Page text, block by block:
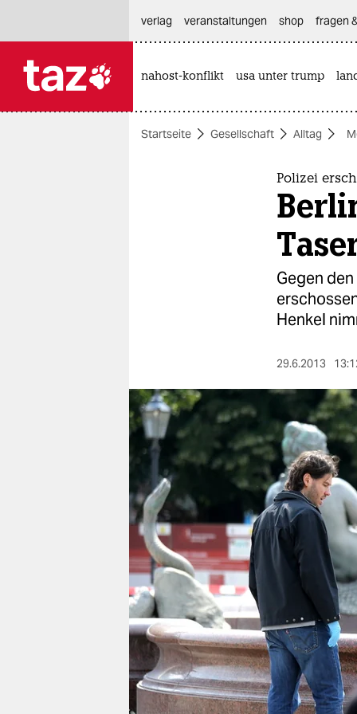
themen
nord
wahrheit
verlag
verlag
veranstaltungen
shop
fragen & hilfe
unterstützen
abo
genossenschaft
verlag
veranstaltungen shop fragen
nahost-konflikt usa unter trump
Startseite Gesellschaft Alltag
Polizei
Gegen
Henkel
29.6.2013